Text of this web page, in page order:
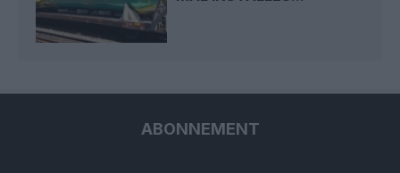
ABONNEMENT